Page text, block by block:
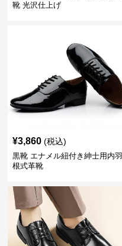
靴 光沢仕上げ
¥3,860 (税込)
黒靴 エナメル紐付き紳士用内羽
根式革靴